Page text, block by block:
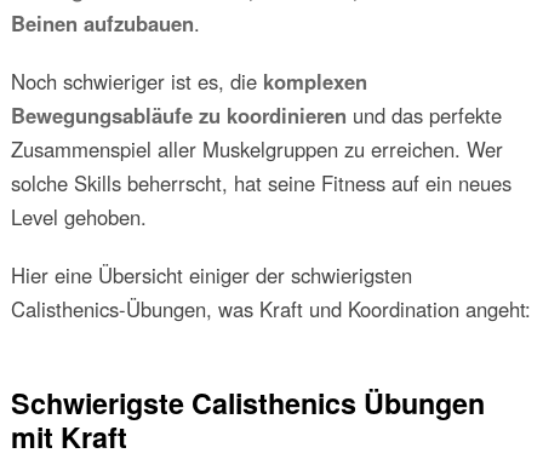
Beinen aufzubauen.
Noch schwieriger ist es, die komplexen
Bewegungsabläufe zu koordinieren und das perfekte
Zusammenspiel aller Muskelgruppen zu erreichen. Wer
solche Skills beherrscht, hat seine Fitness auf ein neues
Level gehoben.
Hier eine Übersicht einiger der schwierigsten
Calisthenics-Übungen, was Kraft und Koordination angeht:
Schwierigste Calisthenics Übungen
mit Kraft